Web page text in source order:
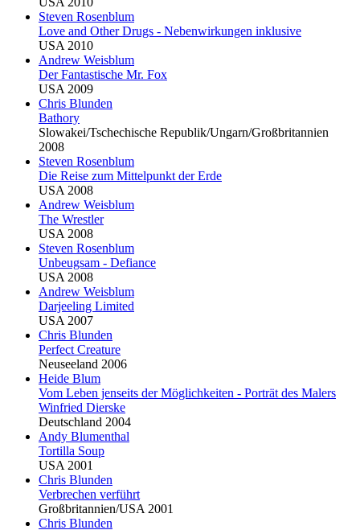
Steven Rosenblum
Love and Other Drugs - Nebenwirkungen inklusive
USA 2010
Andrew Weisblum
Der Fantastische Mr. Fox
USA 2009
Chris Blunden
Bathory
Slowakei/Tschechische Republik/Ungarn/Großbritannien
2008
Steven Rosenblum
Die Reise zum Mittelpunkt der Erde
USA 2008
Andrew Weisblum
The Wrestler
USA 2008
Steven Rosenblum
Unbeugsam - Defiance
USA 2008
Andrew Weisblum
Darjeeling Limited
USA 2007
Chris Blunden
Perfect Creature
Neuseeland 2006
Heide Blum
Vom Leben jenseits der Möglichkeiten - Porträt des Malers
Winfried Dierske
Deutschland 2004
Andy Blumenthal
Tortilla Soup
USA 2001
Chris Blunden
Verbrechen verführt
Großbritannien/USA 2001
Chris Blunden